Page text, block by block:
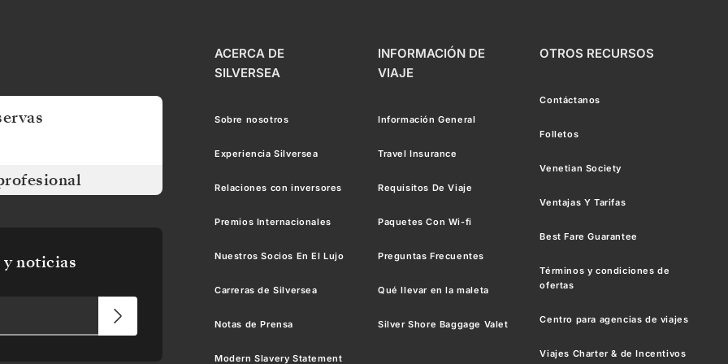
y noticias
ACERCA DE
SILVERSEA
Sobre nosotros
Experiencia Silversea
Relaciones con inversores
Premios Internacionales
Nuestros Socios En El Lujo
Carreras de Silversea
Notas de Prensa
Modern Slavery Statement
INFORMACIÓN DE
VIAJE
Información General
Travel Insurance
Requisitos De Viaje
Paquetes Con Wi-fi
Preguntas Frecuentes
Qué llevar en la maleta
Silver Shore Baggage Valet
OTROS RECURSOS
Contáctanos
Folletos
Venetian Society
Ventajas Y Tarifas
Best Fare Guarantee
Términos y condiciones de
ofertas
Centro para agencias de viajes
Viajes Charter & de Incentivos